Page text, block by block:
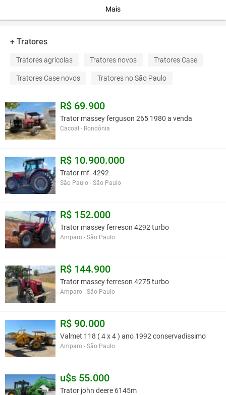
Bateria: 1
Volt 12
pneus:
Pneu traseiro: 14.9-24
Grama traseira: 44x18-20
Peso: 1723 kg
O Trator vem com Carregador Frontal MAXX-LIFT50 incluído no
preço.
Você assume toda a responsabilidade pela cotação deste item. Você acha que
este anúncio é contra a política de Agroads?
Mais
+ Tratores
Tratores agrícolas Tratores novos Tratores Case
Tratores Case novos Tratores no São Paulo
R$ 69.900
Trator massey ferguson 265 1980 a venda
Cacoal - Rondônia
R$ 10.900.000
Trator mf. 4292
São Paulo - São Paulo
R$ 152.000
Trator massey ferreson 4292 turbo
Amparo - São Paulo
R$ 144.900
Trator massey ferreson 4275 turbo
Amparo - São Paulo
R$ 90.000
Valmet 118 ( 4 x 4 ) ano 1992 conservadissimo
Amparo - São Paulo
u$s 55.000
Trator john deere 6145m